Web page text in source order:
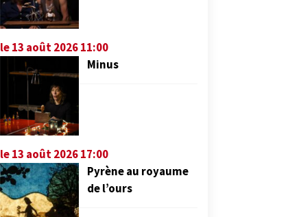
le 13 août 2026 11:00
Minus
le 13 août 2026 17:00
Pyrène au royaume
de l’ours